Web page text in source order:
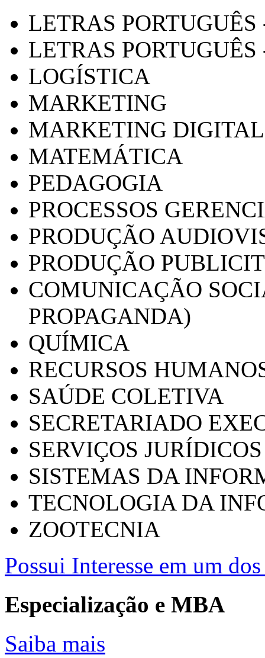
LETRAS
LETRAS PORTUGUÊS
LOGÍSTICA
MARKETING
MARKETING DIGITAL
MATEMÁTICA
PEDAGOGIA
PROCESSOS
PRODUÇÃO
PRODUÇÃO
COMUNICAÇÃO
PROPAGANDA)
QUÍMICA
RECURSOS
SAÚDE COLETIVA
SECRETARIADO
SERVIÇOS
SISTEMAS DA
TECNOLOGIA DA
ZOOTECNIA
Possui Interesse em um
Especialização e MBA
Saiba mais